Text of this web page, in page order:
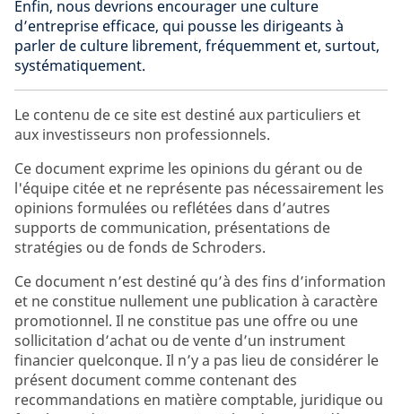
Enfin, nous devrions encourager une culture
d’entreprise efficace, qui pousse les dirigeants à
parler de culture librement, fréquemment et, surtout,
systématiquement.
Le contenu de ce site est destiné aux particuliers et
aux investisseurs non professionnels.
Ce document exprime les opinions du gérant ou de
l'équipe citée et ne représente pas nécessairement les
opinions formulées ou reflétées dans d’autres
supports de communication, présentations de
stratégies ou de fonds de Schroders.
Ce document n’est destiné qu’à des fins d’information
et ne constitue nullement une publication à caractère
promotionnel. Il ne constitue pas une offre ou une
sollicitation d’achat ou de vente d’un instrument
financier quelconque. Il n’y a pas lieu de considérer le
présent document comme contenant des
recommandations en matière comptable, juridique ou